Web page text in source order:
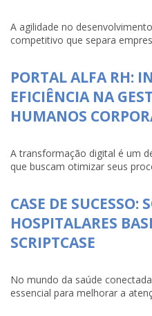
A agilidade no
competitivo que separa
PORTAL ALFA RH:
EFICIÊNCIA NA
HUMANOS
A transformação digital é um
que buscam otimizar seus
CASE DE SUCESSO:
HOSPITALARES
SCRIPTCASE
No mundo da saúde
essencial para melhorar a